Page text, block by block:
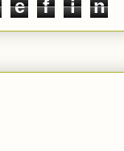
e f i
n